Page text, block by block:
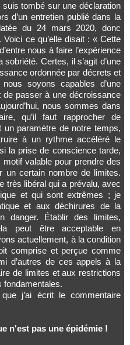
tombé sur une déclaration
d’un entretien publié dans la
du 24 mars 2020, donc
Voici ce qu’elle disait : « Cette
nous à faire l’expérience
sobriété. Certes, il s’agit d’une
ordonnée par décrets et
soyons capables d’une
passer à une décroissance
nous sommes dans
qu’il faut rapprocher de
un paramètre de notre temps,
à un rythme accéléré le
la prise de conscience tarde,
motif valable pour prendre des
un certain nombre de limites.
très libéral qui a prévalu, avec
et qui sont extrêmes ; je
et aux déchirures de la
danger. Établir des limites,
peut être acceptable en
actuellement, à la condition
comprise et perçue comme
d’autres de ces appels à la
de limites et aux restrictions
fondamentales.
j’ai écrit le commentaire
n'est pas une épidémie !